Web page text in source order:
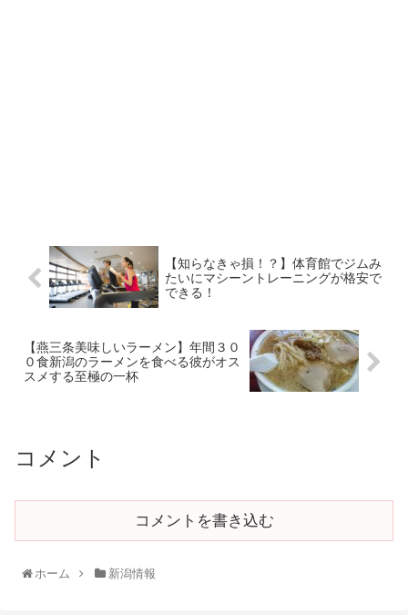
【知らなきゃ損！？】体育館でジムみ
たいにマシーントレーニングが格安で
できる！
【燕三条美味しいラーメン】年間３０
０食新潟のラーメンを食べる彼がオス
スメする至極の一杯
コメント
コメントを書き込む
ホーム 新潟情報